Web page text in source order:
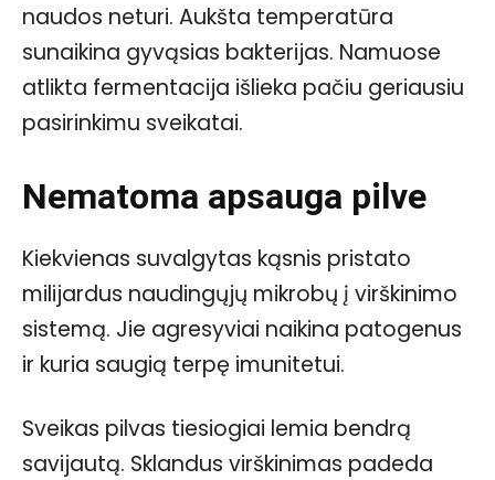
naudos neturi. Aukšta temperatūra
sunaikina gyvąsias bakterijas. Namuose
atlikta fermentacija išlieka pačiu geriausiu
pasirinkimu sveikatai.
Nematoma apsauga pilve
Kiekvienas suvalgytas kąsnis pristato
milijardus naudingųjų mikrobų į virškinimo
sistemą. Jie agresyviai naikina patogenus
ir kuria saugią terpę imunitetui.
Sveikas pilvas tiesiogiai lemia bendrą
savijautą. Sklandus virškinimas padeda